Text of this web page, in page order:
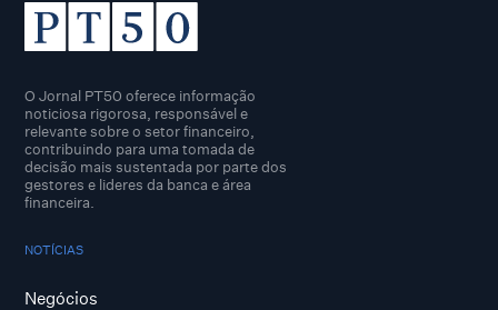
O Jornal PT50 oferece informação
noticiosa rigorosa, responsável e
relevante sobre o setor financeiro,
contribuindo para uma tomada de
decisão mais sustentada por parte dos
gestores e lideres da banca e área
financeira.
NOTÍCIAS
Negócios